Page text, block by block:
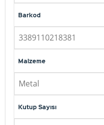
Barkod
3389110218381
Malzeme
Metal
Kutup Sayısı